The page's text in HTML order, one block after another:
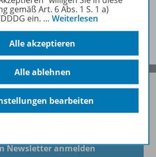
Service
Newsletter anmelden
gemäß Art. 6 Abs. 1 S. 1 a)
ein. … Weiterlesen
Alle akzeptieren
Alle ablehnen
bearbeiten